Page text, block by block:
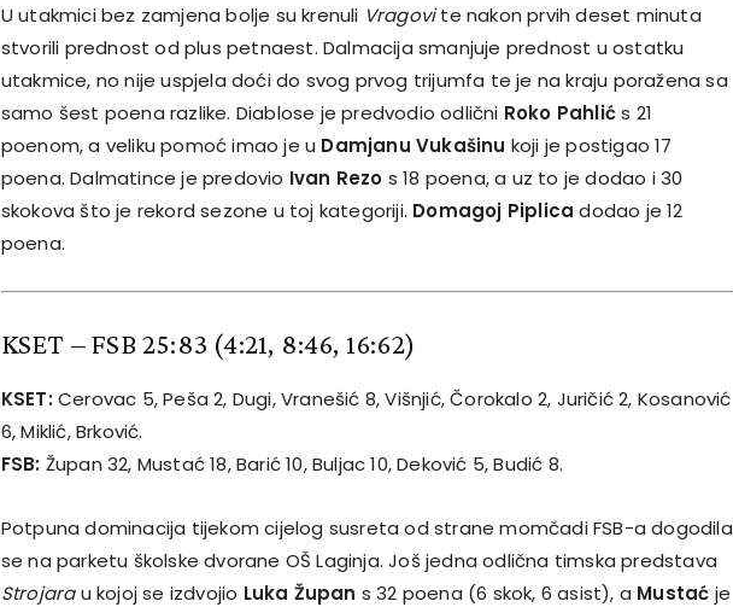
U utakmici bez zamjena bolje su krenuli Vragovite nakon prvih deset minuta
stvorili prednost od plus petnaest. Dalmacija smanjuje prednost u ostatku
utakmice, no nije uspjela doći do svog prvog trijumfa te je na kraju poražena sa
samo šest poena razlike. Diablose je predvodio odlični Roko Pahlićs 21
poenom, a veliku pomoć imao je u Damjanu Vukašinu koji je postigao 17
poena. Dalmatince je predovio Ivan Rezo s 18 poena, a uz to je dodao i 30
skokova što je rekord sezone u toj kategoriji. Domagoj Piplica dodao je 12
poena.
KSET – FSB 25:83 (4:21, 8:46, 16:62)
KSET:Cerovac 5, Peša 2, Dugi, Vranešić 8, Višnjić, Čorokalo 2, Juričić 2, Kosanović
6, Miklić, Brković.
FSB: Župan 32, Mustać 18, Barić 10, Buljac 10, Deković 5, Budić 8.
Potpuna dominacija tijekom cijelog susreta od strane momčadi FSB-a dogodila
se na parketu školske dvorane OŠ Laginja. Još jedna odlična timska predstava
Strojarau kojoj se izdvojio Luka Župan s 32 poena (6 skok, 6 asist), a Mustać je